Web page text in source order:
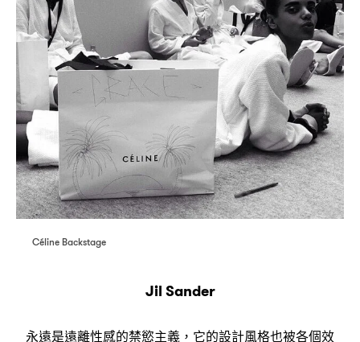
Céline Backstage
Jil Sander
永遠是遠離性感的禁慾主義 ， 它的設計風格也被各個效